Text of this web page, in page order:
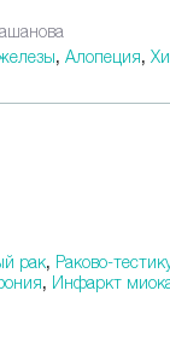
, Алопеция,
рак, Раково-
, Инфаркт